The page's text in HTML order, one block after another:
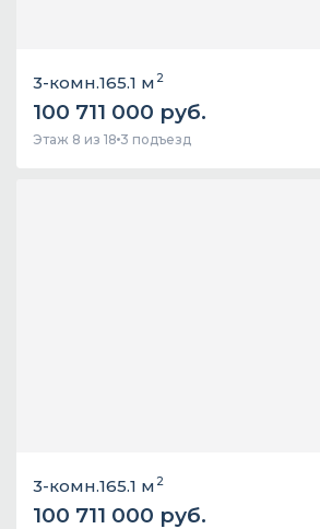
3-комн.165.1 м 2
100 711 000 руб.
Этаж 8 из 18 3 подъезд
3-комн.165.1 м 2
100 711 000 руб.